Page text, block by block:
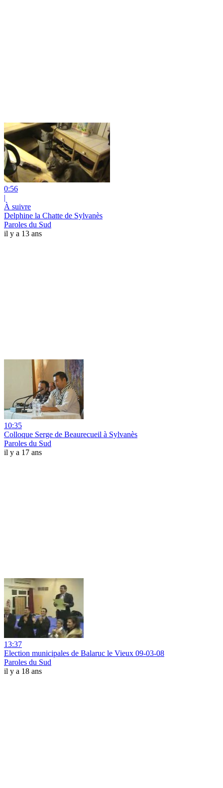
0:56
|
À suivre
Delphine la Chatte de Sylvanès
Paroles du Sud
il y a 13 ans
10:35
Colloque Serge de Beaurecueil à Sylvanès
Paroles du Sud
il y a 17 ans
13:37
Election municipales de Balaruc le Vieux 09-03-08
Paroles du Sud
il y a 18 ans